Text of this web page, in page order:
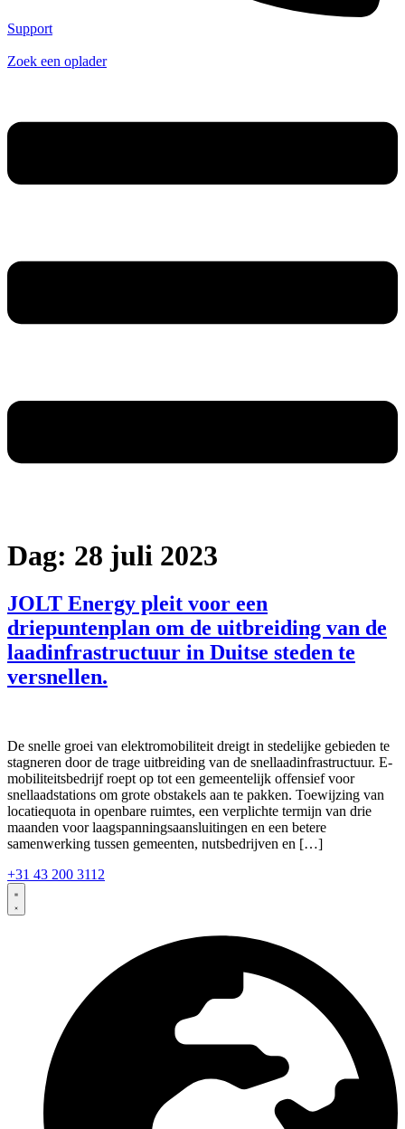
Support
Zoek een oplader
Dag: 28 juli 2023
JOLT Energy pleit voor een
driepuntenplan om de uitbreiding van de
laadinfrastructuur in Duitse steden te
versnellen.
De snelle groei van elektromobiliteit dreigt in stedelijke gebieden te
stagneren door de trage uitbreiding van de snellaadinfrastructuur. E-
mobiliteitsbedrijf roept op tot een gemeentelijk offensief voor
snellaadstations om grote obstakels aan te pakken. Toewijzing van
locatiequota in openbare ruimtes, een verplichte termijn van drie
maanden voor laagspanningsaansluitingen en een betere
samenwerking tussen gemeenten, nutsbedrijven en […]
+31 43 200 3112